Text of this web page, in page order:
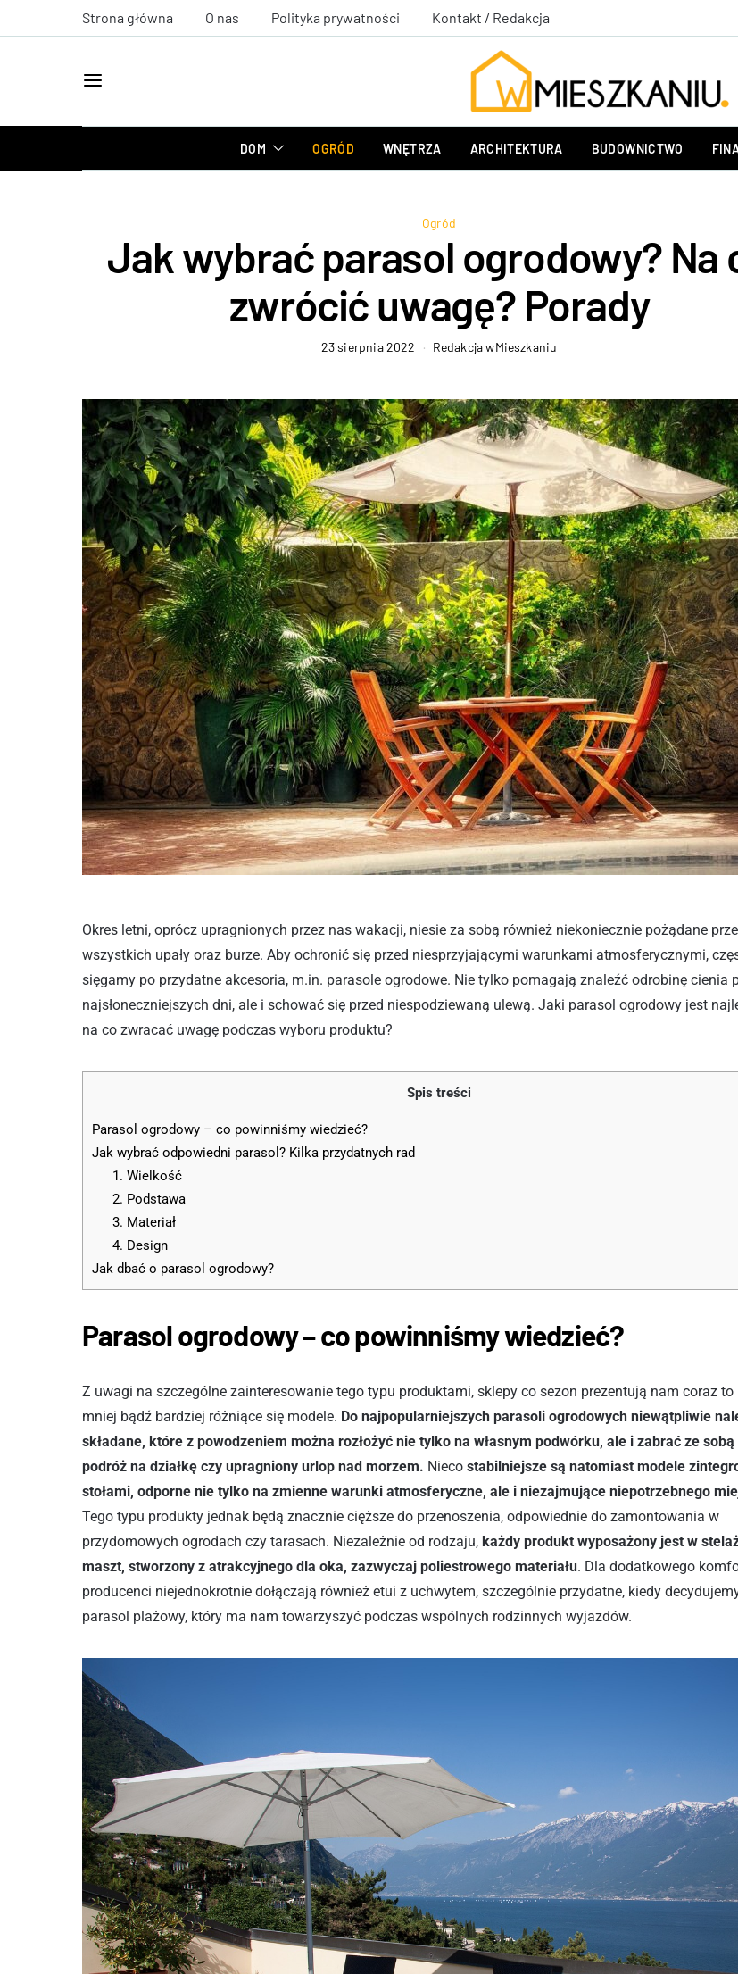
Strona główna O nas Polityka prywatności Kontakt / Redakcja
DOM OGRÓD WNĘTRZA ARCHITEKTURA BUDOWNICTWO
Ogród
Jak wybrać parasol ogrodowy? Na
zwrócić uwagę? Porady
23 sierpnia 2022 Redakcja wMieszkaniu
Okres letni, oprócz upragnionych przez nas wakacji, niesie za sobą również niekoniecznie pożądane
wszystkich upały oraz burze. Aby ochronić się przed niesprzyjającymi warunkami atmosferycznymi,
sięgamy po przydatne akcesoria, m.in. parasole ogrodowe. Nie tylko pomagają znaleźć odrobinę cienia
najsłoneczniejszych dni, ale i schować się przed niespodziewaną ulewą. Jaki parasol ogrodowy jest
na co zwracać uwagę podczas wyboru produktu?
Spis treści
Parasol ogrodowy – co powinniśmy wiedzieć?
Jak wybrać odpowiedni parasol? Kilka przydatnych rad
1. Wielkość
2. Podstawa
3. Materiał
4. Design
Jak dbać o parasol ogrodowy?
Parasol ogrodowy – co powinniśmy wiedzieć?
Z uwagi na szczególne zainteresowanie tego typu produktami, sklepy co sezon prezentują nam coraz to
mniej bądź bardziej różniące się modele. Do najpopularniejszych parasoli ogrodowych niewątpliwie
składane, które z powodzeniem można rozłożyć nie tylko na własnym podwórku, ale i zabrać ze sobą
podróż na działkę czy upragniony urlop nad morzem. Nieco stabilniejsze są natomiast modele
stołami, odporne nie tylko na zmienne warunki atmosferyczne, ale i niezajmujące niepotrzebnego
Tego typu produkty jednak będą znacznie cięższe do przenoszenia, odpowiednie do zamontowania w
przydomowych ogrodach czy tarasach. Niezależnie od rodzaju, każdy produkt wyposażony jest w
maszt, stworzony z atrakcyjnego dla oka, zazwyczaj poliestrowego materiału. Dla dodatkowego
producenci niejednokrotnie dołączają również etui z uchwytem, szczególnie przydatne, kiedy
parasol plażowy, który ma nam towarzyszyć podczas wspólnych rodzinnych wyjazdów.